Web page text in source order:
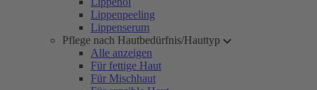
Lippenpeeling
Lippenserum
Pflege nach Hautbedürfnis/Hauttyp
Alle anzeigen
Für fettige Haut
Für Mischhaut